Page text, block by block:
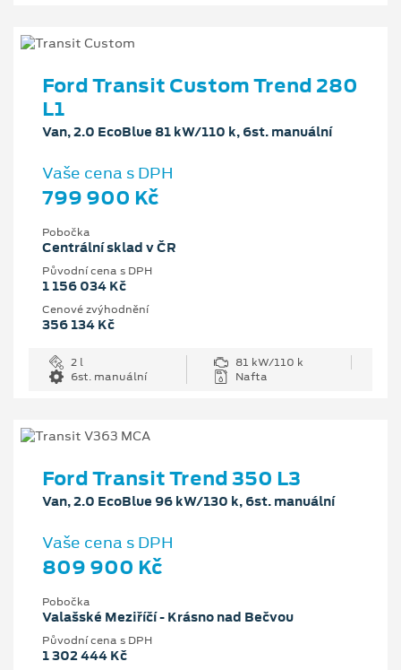
Ford Transit Custom Trend 280
L1
Van, 2.0 EcoBlue 81 kW/110 k, 6st. manuální
Vaše cena s DPH
799 900 Kč
Pobočka
Centrální sklad v ČR
Původní cena s DPH
1 156 034 Kč
Cenové zvýhodnění
356 134 Kč
2 l
81 kW/110 k
6st. manuální
Nafta
Ford Transit Trend 350 L3
Van, 2.0 EcoBlue 96 kW/130 k, 6st. manuální
Vaše cena s DPH
809 900 Kč
Pobočka
Valašské Meziříčí - Krásno nad Bečvou
Původní cena s DPH
1 302 444 Kč